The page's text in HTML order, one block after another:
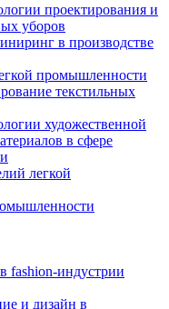
проектирования и
уборов
в производстве
промышленности
текстильных
художественной
в сфере
легкой
fashion-индустрии
и дизайн в